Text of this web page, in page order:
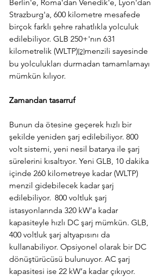
Berlin'e, Roma'dan Venedik'e, Lyon'dan
Strazburg'a, 600 kilometre mesafede
birçok farklı şehre rahatlıkla yolculuk
edilebiliyor. GLB 250+'nın 631
kilometrelik (WLTP)[2]menzili sayesinde
bu yolculukları durmadan tamamlamayı
mümkün kılıyor.
Zamandan tasarruf
Bunun da ötesine geçerek hızlı bir
şekilde yeniden şarj edilebiliyor. 800
volt sistemi, yeni nesil batarya ile şarj
sürelerini kısaltıyor. Yeni GLB, 10 dakika
içinde 260 kilometreye kadar (WLTP)
menzil gidebilecek kadar şarj
edilebiliyor. 800 voltluk şarj
istasyonlarında 320 kW’a kadar
kapasiteyle hızlı DC şarj mümkün. GLB,
400 voltluk şarj altyapısını da
kullanabiliyor. Opsiyonel olarak bir DC
dönüştürücüsü bulunuyor. AC şarj
kapasitesi ise 22 kW’a kadar çıkıyor.